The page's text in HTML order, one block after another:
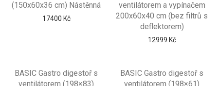
(150x60x36 cm) Nástěnná
17400 Kč
ventilátorem a vypínačem
200x60x40 cm (bez filtrů s
deflektorem)
12999 Kč
BASIC Gastro digestoř s
ventilátorem (198×83)
BASIC Gastro digestoř s
ventilátorem (198×61)